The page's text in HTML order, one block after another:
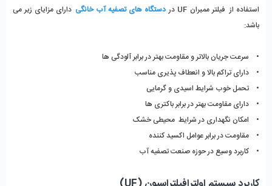
استفاده از فیلتر ممبران UF در دستگاه های تصفیه آب خانگی دارای مزایای زیر می
باشد:
• سرعت جریان بالاتر و مقاومت بهتر در برابر آلودگی ها
• دارای تراکم بالا و انعطاف پذیری مناسب
• تحمل خوب شرایط اسیدی و گرمایی
• دارای مقاومت بهتر در برابر باکتری ها
• امکان نگهداری در شرایط محیطی خشک
• مقاومت در برابر عوامل اکسید کننده
• کاربرد وسیع در حوزه صنعت تصفیه آب